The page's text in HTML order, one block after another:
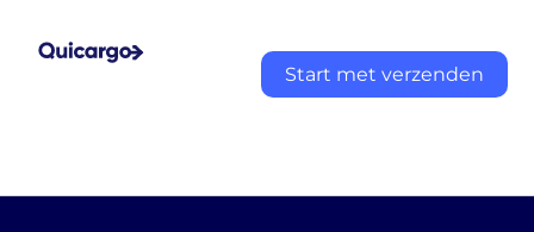
Start met verzenden